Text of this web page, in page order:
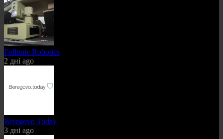
Fulltime Robotics
2 дні ago
Beregovo Today
3 дні ago